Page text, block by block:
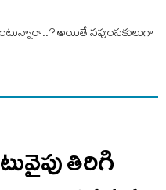
అయితే న‌పుంస‌కులుగా
తిరిగి